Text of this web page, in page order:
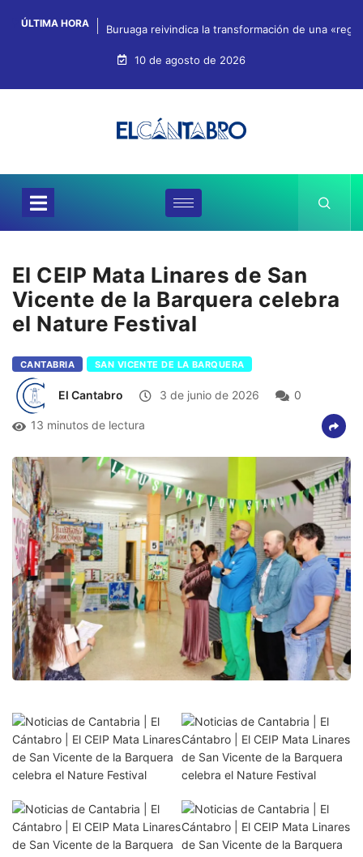
ÚLTIMA HORA Buruaga reivindica la transformación de una
10 de agosto de 2026
El CEIP Mata Linares de San
Vicente de la Barquera celebra
el Nature Festival
CANTABRIA SAN VICENTE DE LA BARQUERA
El Cantabro 3 de junio de 2026 0
13 minutos de lectura